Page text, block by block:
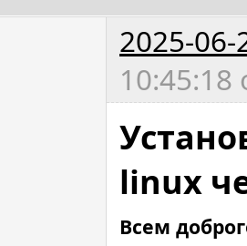
2025-06-
10:45:18
linux
Всем